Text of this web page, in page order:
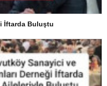
İftarda Buluştu